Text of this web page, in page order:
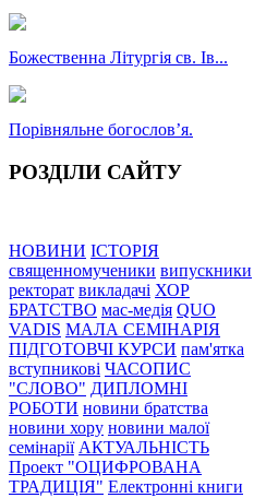
Божественна Літургія св. Ів...
Порівняльне богословʼя.
РОЗДІЛИ САЙТУ
НОВИНИ ІСТОРІЯ
священномученики випускники
ректорат викладачі ХОР
БРАТСТВО мас-медія QUO
VADIS МАЛА СЕМІНАРІЯ
ПІДГОТОВЧІ КУРСИ пам'ятка
вступникові ЧАСОПИС
"СЛОВО" ДИПЛОМНІ
РОБОТИ новини братства
новини хору новини малої
семінарії АКТУАЛЬНІСТЬ
Проект "ОЦИФРОВАНА
ТРАДИЦІЯ" Електронні книги